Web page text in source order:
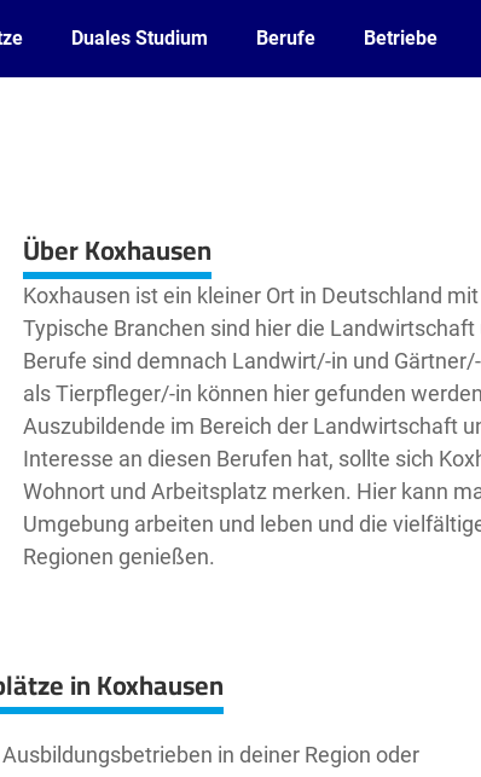
Duales Studium Berufe Betriebe
Über Koxhausen
Koxhausen ist ein kleiner Ort in Deutschland
Typische Branchen sind hier die
Berufe sind demnach Landwirt/-in und
als Tierpfleger/-in können hier gefunden
Auszubildende im Bereich der Landwirtschaft
Interesse an diesen Berufen hat, sollte sich
Wohnort und Arbeitsplatz merken. Hier kann
Umgebung arbeiten und leben und die
Regionen genießen.
in Koxhausen
in deiner Region oder